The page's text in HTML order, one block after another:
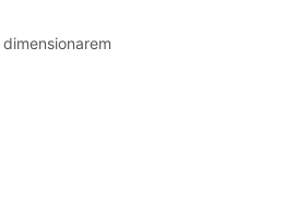
dimensionarem